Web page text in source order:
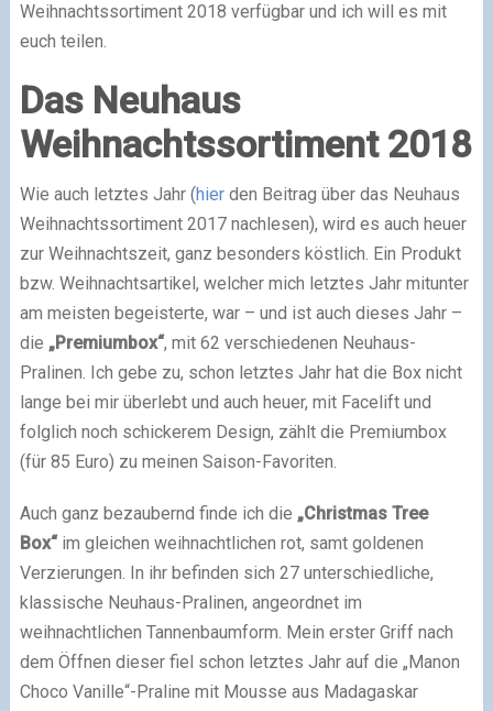
Weihnachtssortiment 2018 verfügbar und ich will es mit
euch teilen.
Das Neuhaus
Weihnachtssortiment 2018
Wie auch letztes Jahr (hierden Beitrag über das Neuhaus
Weihnachtssortiment 2017 nachlesen), wird es auch heuer
zur Weihnachtszeit, ganz besonders köstlich. Ein Produkt
bzw. Weihnachtsartikel, welcher mich letztes Jahr mitunter
am meisten begeisterte, war – und ist auch dieses Jahr –
die „Premiumbox“, mit 62 verschiedenen Neuhaus-
Pralinen. Ich gebe zu, schon letztes Jahr hat die Box nicht
lange bei mir überlebt und auch heuer, mit Facelift und
folglich noch schickerem Design, zählt die Premiumbox
(für 85 Euro) zu meinen Saison-Favoriten.
Auch ganz bezaubernd finde ich die „Christmas Tree
Box“ im gleichen weihnachtlichen rot, samt goldenen
Verzierungen. In ihr befinden sich 27 unterschiedliche,
klassische Neuhaus-Pralinen, angeordnet im
weihnachtlichen Tannenbaumform. Mein erster Griff nach
dem Öffnen dieser fiel schon letztes Jahr auf die „Manon
Choco Vanille“-Praline mit Mousse aus Madagaskar